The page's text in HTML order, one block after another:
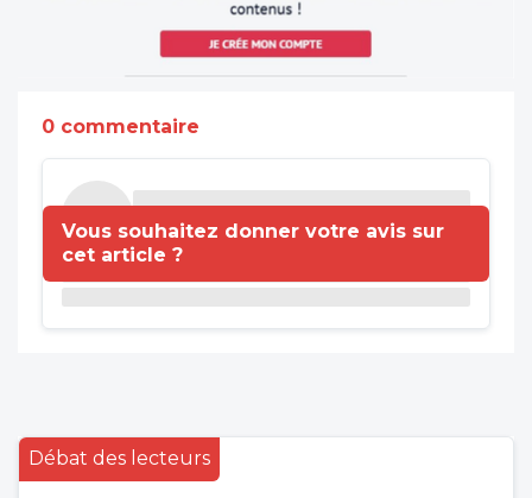
0 commentaire
Vous souhaitez donner votre avis sur
cet article ?
Débat des lecteurs